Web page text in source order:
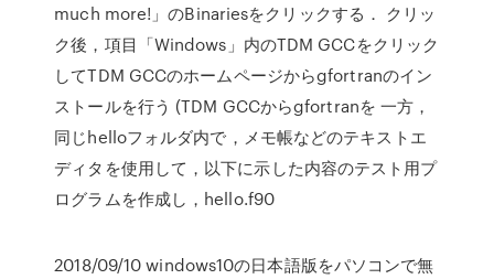
much more!」のBinariesをクリックする． クリッ
ク後，項目「Windows」内のTDM GCCをクリック
してTDM GCCのホームページからgfortranのイン
ストールを行う (TDM GCCからgfortranを 一方，
同じhelloフォルダ内で，メモ帳などのテキストエ
ディタを使用して，以下に示した内容のテスト用プ
ログラムを作成し，hello.f90
2018/09/10 windows10の日本語版をパソコンで無